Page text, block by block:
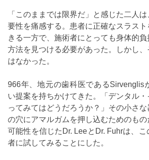
「このままでは限界だ」と感じた二人
要性を痛感する。患者に正確なスラス
きる一方で、施術者にとっても身体的
方法を見つける必要があった。しかし
はなかった。
966年、地元の歯科医であるSirvenglis
い提案を持ちかけてきた。「デンタル
ってみてはどうだろうか？」その小さ
の穴にアマルガムを押し込むためのもの
可能性を信じたDr. LeeとDr. Fuhrは、こ
者に試してみることにした。